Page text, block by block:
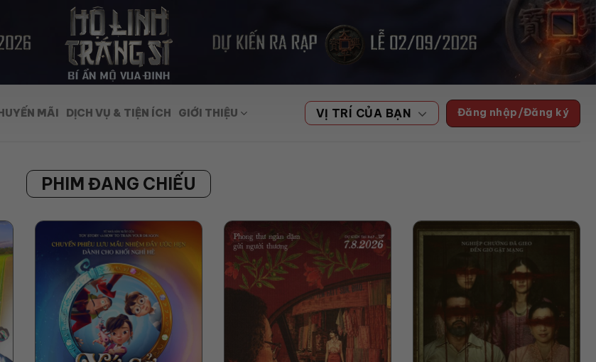
MÃI DỊCH VỤ & TIỆN ÍCH GIỚI THIỆU VỊ TRÍ CỦA BẠN Đăng nhập/Đăng ký
PHIM ĐANG CHIẾU